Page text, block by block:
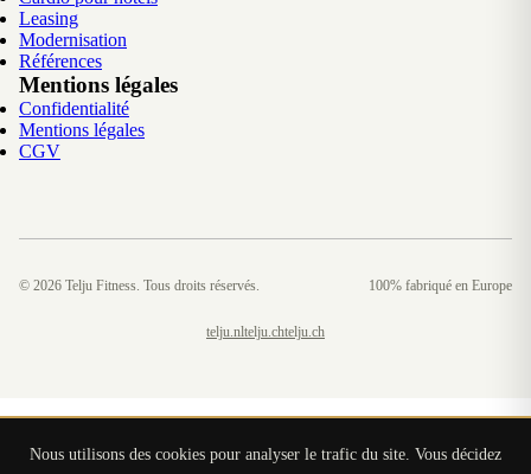
Leasing
Modernisation
Références
Mentions légales
Confidentialité
Mentions légales
CGV
© 2026 Telju Fitness. Tous droits réservés. 100% fabriqué en Europe
telju.nltelju.chtelju.ch
Nous utilisons des cookies pour analyser le trafic du site. Vous décidez